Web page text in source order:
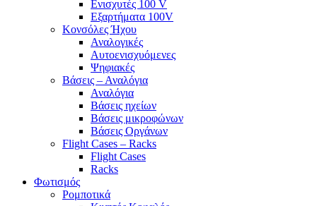
Ενισχυτές 100 V
Εξαρτήματα 100V
Κονσόλες Ήχου
Αναλογικές
Αυτοενισχυόμενες
Ψηφιακές
Βάσεις – Αναλόγια
Αναλόγια
Βάσεις ηχείων
Βάσεις μικροφώνων
Βάσεις Οργάνων
Flight Cases – Racks
Flight Cases
Racks
Φωτισμός
Ρομποτικά